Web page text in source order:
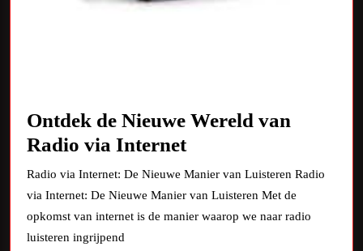
Ontdek de Nieuwe Wereld van
Radio via InternetOntdek
de
Nieuwe
Wereld
Radio via Internet: De Nieuwe Manier van Luisteren Radio
via Internet: De Nieuwe Manier van Luisteren Met de
opkomst van internet is de manier waarop we naar radio
luisteren ingrijpend